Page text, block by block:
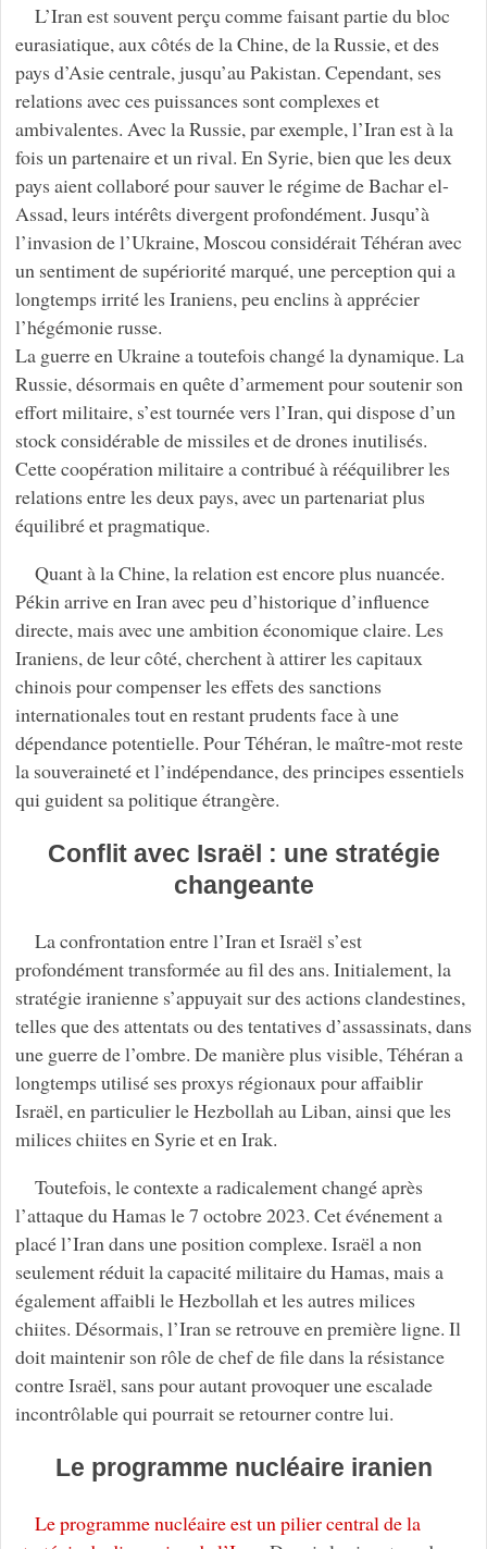
L’Iran est souvent perçu comme faisant partie du bloc
eurasiatique, aux côtés de la Chine, de la Russie, et des
pays d’Asie centrale, jusqu’au Pakistan. Cependant, ses
relations avec ces puissances sont complexes et
ambivalentes. Avec la Russie, par exemple, l’Iran est à la
fois un partenaire et un rival. En Syrie, bien que les deux
pays aient collaboré pour sauver le régime de Bachar el-
Assad, leurs intérêts divergent profondément. Jusqu’à
l’invasion de l’Ukraine, Moscou considérait Téhéran avec
un sentiment de supériorité marqué, une perception qui a
longtemps irrité les Iraniens, peu enclins à apprécier
l’hégémonie russe.
La guerre en Ukraine a toutefois changé la dynamique. La
Russie, désormais en quête d’armement pour soutenir son
effort militaire, s’est tournée vers l’Iran, qui dispose d’un
stock considérable de missiles et de drones inutilisés.
Cette coopération militaire a contribué à rééquilibrer les
relations entre les deux pays, avec un partenariat plus
équilibré et pragmatique.
Quant à la Chine, la relation est encore plus nuancée.
Pékin arrive en Iran avec peu d’historique d’influence
directe, mais avec une ambition économique claire. Les
Iraniens, de leur côté, cherchent à attirer les capitaux
chinois pour compenser les effets des sanctions
internationales tout en restant prudents face à une
dépendance potentielle. Pour Téhéran, le maître-mot reste
la souveraineté et l’indépendance, des principes essentiels
qui guident sa politique étrangère.
Conflit avec Israël : une stratégie
changeante
La confrontation entre l’Iran et Israël s’est
profondément transformée au fil des ans. Initialement, la
stratégie iranienne s’appuyait sur des actions clandestines,
telles que des attentats ou des tentatives d’assassinats, dans
une guerre de l’ombre. De manière plus visible, Téhéran a
longtemps utilisé ses proxys régionaux pour affaiblir
Israël, en particulier le Hezbollah au Liban, ainsi que les
milices chiites en Syrie et en Irak.
Toutefois, le contexte a radicalement changé après
l’attaque du Hamas le 7 octobre 2023. Cet événement a
placé l’Iran dans une position complexe. Israël a non
seulement réduit la capacité militaire du Hamas, mais a
également affaibli le Hezbollah et les autres milices
chiites. Désormais, l’Iran se retrouve en première ligne. Il
doit maintenir son rôle de chef de file dans la résistance
contre Israël, sans pour autant provoquer une escalade
incontrôlable qui pourrait se retourner contre lui.
Le programme nucléaire iranien
Le programme nucléaire est un pilier central de la